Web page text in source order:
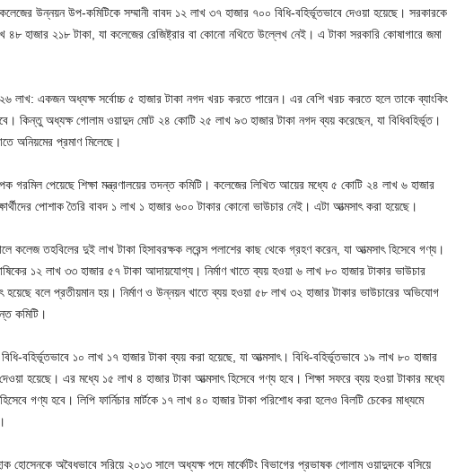
উন্নয়ন উপ-কমিটিকে সম্মানী বাবদ ১২ লাখ ৩৭ হাজার ৭০০ বিধি-বহির্ভূতভাবে দেওয়া হয়েছে। সরকারকে
৪৮ হাজার ২১৮ টাকা, যা কলেজের রেজিষ্ট্রার বা কোনো নথিতে উল্লেখ নেই। এ টাকা সরকারি কোষাগারে জমা
লাখ: একজন অধ্যক্ষ সর্বোচ্চ ৫ হাজার টাকা নগদ খরচ করতে পারেন। এর বেশি খরচ করতে হলে তাকে ব্যাংকিং
কিন্তু অধ্যক্ষ গোলাম ওয়াদুদ মোট ২৪ কোটি ২৫ লাখ ৯৩ হাজার টাকা নগদ ব্যয় করেছেন, যা বিধিবহির্ভূত।
অনিয়মের প্রমাণ মিলেছে।
গরমিল পেয়েছে শিক্ষা মন্ত্রণালয়ের তদন্ত কমিটি। কলেজের লিখিত আয়ের মধ্যে ৫ কোটি ২৪ লাখ ৬ হাজার
পোশাক তৈরি বাবদ ১ লাখ ১ হাজার ৬০০ টাকার কোনো ভাউচার নেই। এটা আত্মসাৎ করা হয়েছে।
কলেজ তহবিলের দুই লাখ টাকা হিসাবরক্ষক লরেন্স পলাশের কাছ থেকে গ্রহণ করেন, যা আত্মসাৎ হিসেবে গণ্য।
১২ লাখ ৩৩ হাজার ৫৭ টাকা আদায়যোগ্য। নির্মাণ খাতে ব্যয় হওয়া ৬ লাখ ৮০ হাজার টাকার ভাউচার
বলে প্রতীয়মান হয়। নির্মাণ ও উন্নয়ন খাতে ব্যয় হওয়া ৫৮ লাখ ৩২ হাজার টাকার ভাউচারের অভিযোগ
কমিটি।
বহির্ভূতভাবে ১০ লাখ ১৭ হাজার টাকা ব্যয় করা হয়েছে, যা আত্মসাৎ। বিধি-বহির্ভূতভাবে ১৯ লাখ ৮০ হাজার
দেওয়া হয়েছে। এর মধ্যে ১৫ লাখ ৪ হাজার টাকা আত্মসাৎ হিসেবে গণ্য হবে। শিক্ষা সফরে ব্যয় হওয়া টাকার মধ্যে
গণ্য হবে। লিপি ফার্নিচার মার্টকে ১৭ লাখ ৪০ হাজার টাকা পরিশোধ করা হলেও বিলটি চেকের মাধ্যমে
হোসেনকে অবৈধভাবে সরিয়ে ২০১৩ সালে অধ্যক্ষ পদে মার্কেটিং বিভাগের প্রভাষক গোলাম ওয়াদুদকে বসিয়ে